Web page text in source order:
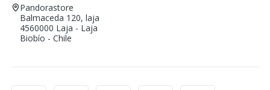
Pandorastore
Balmaceda 120, laja
4560000 Laja - Laja
Biobío - Chile